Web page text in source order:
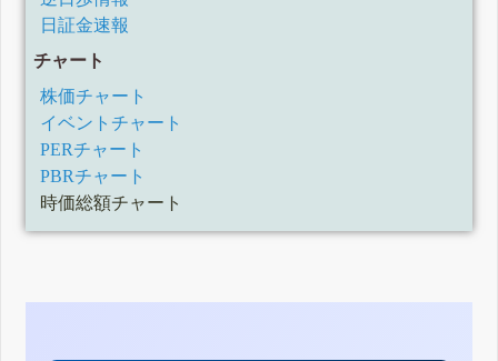
日証金速報
チャート
株価チャート
イベントチャート
PERチャート
PBRチャート
時価総額チャート